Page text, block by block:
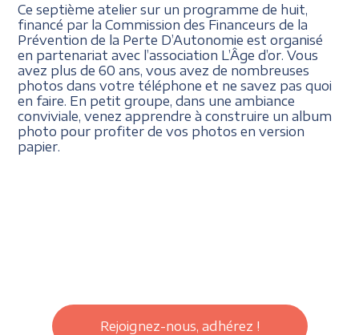
Ce septième atelier sur un programme de huit,
financé par la Commission des Financeurs de la
Prévention de la Perte D’Autonomie est organisé
en partenariat avec l’association L’Âge d’or. Vous
avez plus de 60 ans, vous avez de nombreuses
photos dans votre téléphone et ne savez pas quoi
en faire. En petit groupe, dans une ambiance
conviviale, venez apprendre à construire un album
photo pour profiter de vos photos en version
papier.
Rejoignez-nous, adhérez !